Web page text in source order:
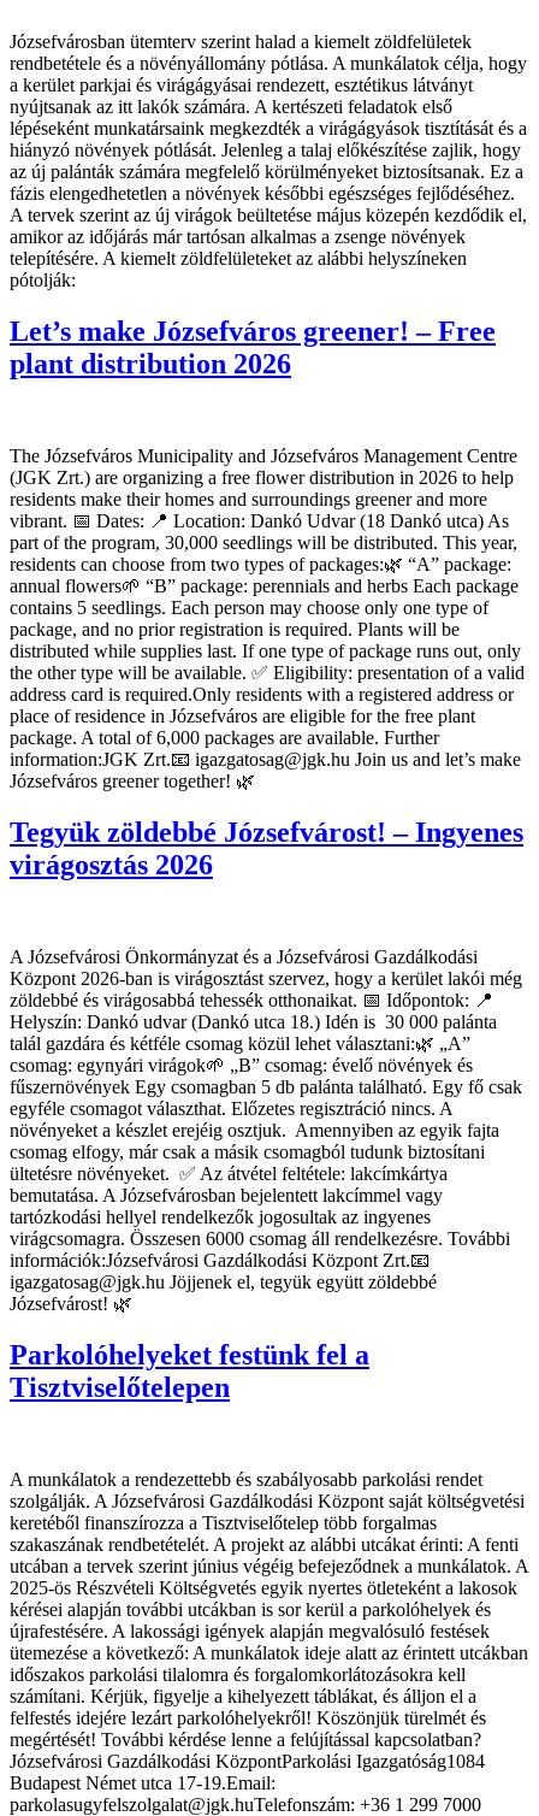
Józsefvárosban ütemterv szerint halad a kiemelt zöldfelületek
rendbetétele és a növényállomány pótlása. A munkálatok célja, hogy
a kerület parkjai és virágágyásai rendezett, esztétikus látványt
nyújtsanak az itt lakók számára. A kertészeti feladatok első
lépéseként munkatársaink megkezdték a virágágyások tisztítását és a
hiányzó növények pótlását. Jelenleg a talaj előkészítése zajlik, hogy
az új palánták számára megfelelő körülményeket biztosítsanak. Ez a
fázis elengedhetetlen a növények későbbi egészséges fejlődéséhez.
A tervek szerint az új virágok beültetése május közepén kezdődik el,
amikor az időjárás már tartósan alkalmas a zsenge növények
telepítésére. A kiemelt zöldfelületeket az alábbi helyszíneken
pótolják:
Let’s make Józsefváros greener! – Free
plant distribution 2026
The Józsefváros Municipality and Józsefváros Management Centre
(JGK Zrt.) are organizing a free flower distribution in 2026 to help
residents make their homes and surroundings greener and more
vibrant. 📅 Dates: 📍 Location: Dankó Udvar (18 Dankó utca) As
part of the program, 30,000 seedlings will be distributed. This year,
residents can choose from two types of packages:🌿 “A” package:
annual flowers🌱 “B” package: perennials and herbs Each package
contains 5 seedlings. Each person may choose only one type of
package, and no prior registration is required. Plants will be
distributed while supplies last. If one type of package runs out, only
the other type will be available. ✅ Eligibility: presentation of a valid
address card is required.Only residents with a registered address or
place of residence in Józsefváros are eligible for the free plant
package. A total of 6,000 packages are available. Further
information:JGK Zrt.📧 igazgatosag@jgk.hu Join us and let’s make
Józsefváros greener together! 🌿
Tegyük zöldebbé Józsefvárost! – Ingyenes
virágosztás 2026
A Józsefvárosi Önkormányzat és a Józsefvárosi Gazdálkodási
Központ 2026-ban is virágosztást szervez, hogy a kerület lakói még
zöldebbé és virágosabbá tehessék otthonaikat. 📅 Időpontok: 📍
Helyszín: Dankó udvar (Dankó utca 18.) Idén is 30 000 palánta
talál gazdára és kétféle csomag közül lehet választani:🌿 „A”
csomag: egynyári virágok🌱 „B” csomag: évelő növények és
fűszernövények Egy csomagban 5 db palánta található. Egy fő csak
egyféle csomagot választhat. Előzetes regisztráció nincs. A
növényeket a készlet erejéig osztjuk. Amennyiben az egyik fajta
csomag elfogy, már csak a másik csomagból tudunk biztosítani
ültetésre növényeket. ✅ Az átvétel feltétele: lakcímkártya
bemutatása. A Józsefvárosban bejelentett lakcímmel vagy
tartózkodási hellyel rendelkezők jogosultak az ingyenes
virágcsomagra. Összesen 6000 csomag áll rendelkezésre. További
információk:Józsefvárosi Gazdálkodási Központ Zrt.📧
igazgatosag@jgk.hu Jöjjenek el, tegyük együtt zöldebbé
Józsefvárost! 🌿
Parkolóhelyeket festünk fel a
Tisztviselőtelepen
A munkálatok a rendezettebb és szabályosabb parkolási rendet
szolgálják. A Józsefvárosi Gazdálkodási Központ saját költségvetési
keretéből finanszírozza a Tisztviselőtelep több forgalmas
szakaszának rendbetételét. A projekt az alábbi utcákat érinti: A fenti
utcában a tervek szerint június végéig befejeződnek a munkálatok. A
2025-ös Részvételi Költségvetés egyik nyertes ötleteként a lakosok
kérései alapján további utcákban is sor kerül a parkolóhelyek és
újrafestésére. A lakossági igények alapján megvalósuló festések
ütemezése a következő: A munkálatok ideje alatt az érintett utcákban
időszakos parkolási tilalomra és forgalomkorlátozásokra kell
számítani. Kérjük, figyelje a kihelyezett táblákat, és álljon el a
felfestés idejére lezárt parkolóhelyekről! Köszönjük türelmét és
megértését! További kérdése lenne a felújítással kapcsolatban?
Józsefvárosi Gazdálkodási KözpontParkolási Igazgatóság1084
Budapest Német utca 17-19.Email:
parkolasugyfelszolgalat@jgk.huTelefonszám: +36 1 299 7000